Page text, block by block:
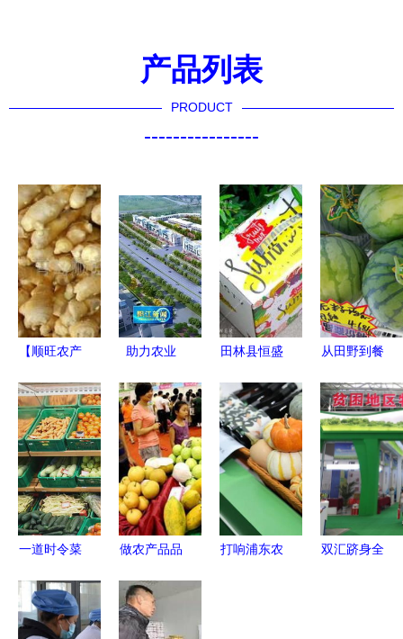
产品列表
PRODUCT
----------------
【顺旺农产
姜(来电订
购)(图)
助力农业
合体项目落
户江城，农
产品迎来发
展新机遇
田林县恒盛
匠心打造清
水笋，专注
农产品包装
升级
从田野到餐
产品产销差
价奇大与玩
转新零售的
思考\n\n近
年来，消费
者在超市或
一道时令菜
父女
因“苦”味食
做农产品品
则
打响浦东农
双汇跻身全